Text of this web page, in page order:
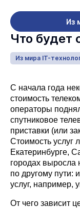
Из
Что будет
Из мира IT-
С начала года
стоимость
операторы
спутниковое
приставки (или
Стоимость услуг
Екатеринбурге,
городах выросла
по другому пути:
услуг, например,
От чего зависит